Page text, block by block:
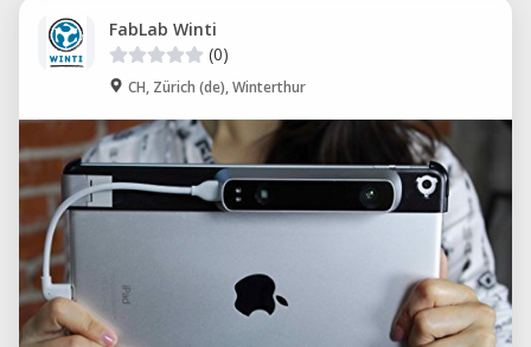
FabLab Winti
(0)
CH, Zürich (de), Winterthur